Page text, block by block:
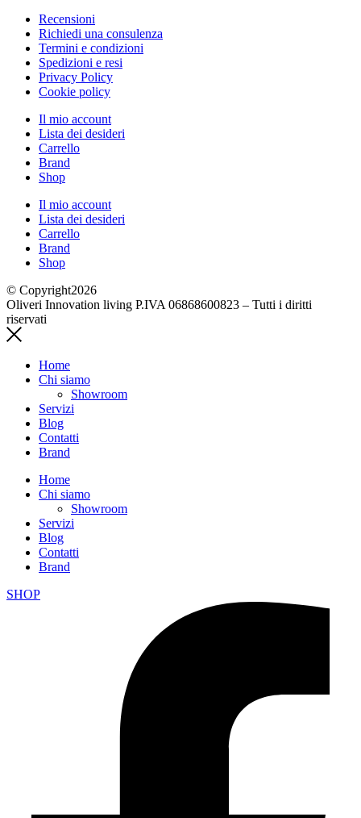
Recensioni
Richiedi una consulenza
Termini e condizioni
Spedizioni e resi
Privacy Policy
Cookie policy
Il mio account
Lista dei desideri
Carrello
Brand
Shop
Il mio account
Lista dei desideri
Carrello
Brand
Shop
© Copyright2026
Oliveri Innovation living P.IVA 06868600823 – Tutti i diritti
riservati
Home
Chi siamo
Showroom
Servizi
Blog
Contatti
Brand
Home
Chi siamo
Showroom
Servizi
Blog
Contatti
Brand
SHOP